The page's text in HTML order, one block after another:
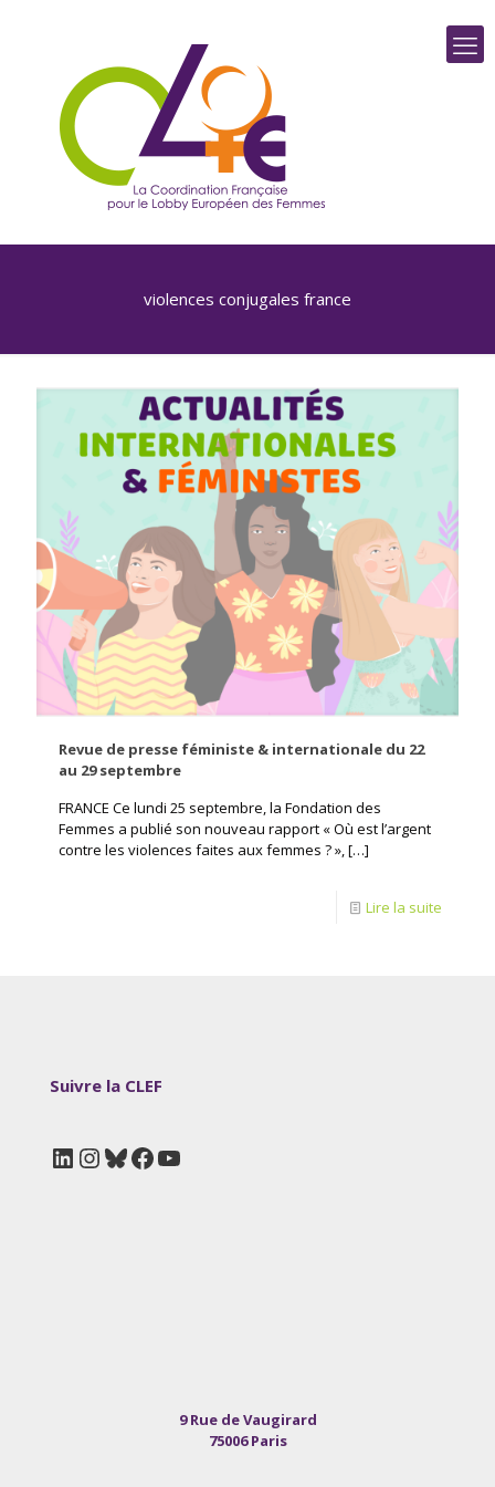
violences conjugales france
Revue de presse féministe & internationale du 22
au 29 septembre
FRANCE Ce lundi 25 septembre, la Fondation des
Femmes a publié son nouveau rapport « Où est l’argent
contre les violences faites aux femmes ? »,[…]
Lire la suite
Suivre la CLEF
LinkedIn
Instagram
Bluesky
Facebook
YouTube
9 Rue de Vaugirard
75006 Paris